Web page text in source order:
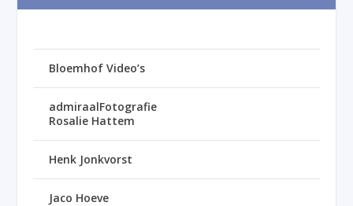
Bloemhof Video’s
admiraalFotografie
Rosalie Hattem
Henk Jonkvorst
Jaco Hoeve